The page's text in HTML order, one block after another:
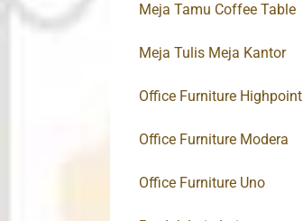
Meja Tamu Coffee Table
Meja Tulis Meja Kantor
Office Furniture Highpoint
Office Furniture Modera
Office Furniture Uno